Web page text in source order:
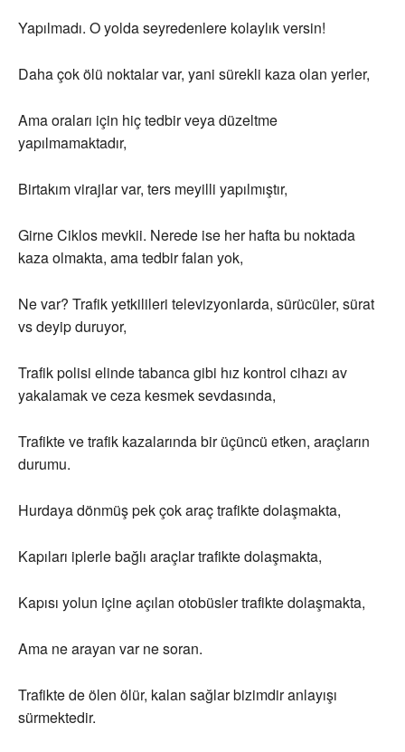
Yapılmadı. O yolda seyredenlere kolaylık versin!
Daha çok ölü noktalar var, yani sürekli kaza olan yerler,
Ama oraları için hiç tedbir veya düzeltme
yapılmamaktadır,
Birtakım virajlar var, ters meyilli yapılmıştır,
Girne Ciklos mevkii. Nerede ise her hafta bu noktada
kaza olmakta, ama tedbir falan yok,
Ne var? Trafik yetkilileri televizyonlarda, sürücüler, sürat
vs deyip duruyor,
Trafik polisi elinde tabanca gibi hız kontrol cihazı av
yakalamak ve ceza kesmek sevdasında,
Trafikte ve trafik kazalarında bir üçüncü etken, araçların
durumu.
Hurdaya dönmüş pek çok araç trafikte dolaşmakta,
Kapıları iplerle bağlı araçlar trafikte dolaşmakta,
Kapısı yolun içine açılan otobüsler trafikte dolaşmakta,
Ama ne arayan var ne soran.
Trafikte de ölen ölür, kalan sağlar bizimdir anlayışı
sürmektedir.